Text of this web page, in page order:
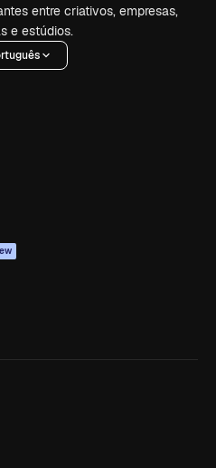
entre criativos, empresas,
e estúdios.